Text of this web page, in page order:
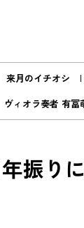
月のイチオシ
ヴィオラ奏者 有冨
振り